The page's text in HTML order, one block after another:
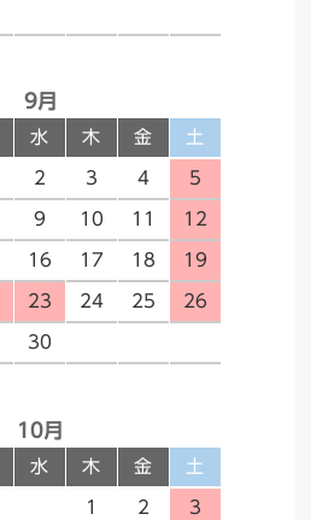
9月
水 木 金 土
2 3 4 5
9 10 11 12
16 17 18 19
23 24 25 26
30
10月
水 木 金 土
1 2 3